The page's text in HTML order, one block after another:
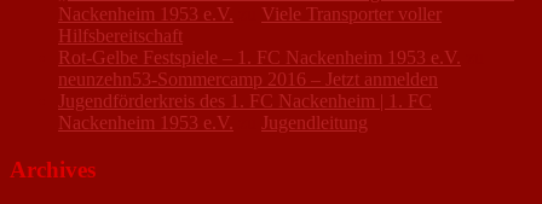
Nackenheim 1953 e.V.
Viele Transporter voller
Hilfsbereitschaft
Rot-Gelbe Festspiele – 1. FC Nackenheim 1953 e.V.
neunzehn53-Sommercamp 2016 – Jetzt anmelden
Jugendförderkreis des 1. FC Nackenheim | 1. FC
Nackenheim 1953 e.V.
Jugendleitung
Archives